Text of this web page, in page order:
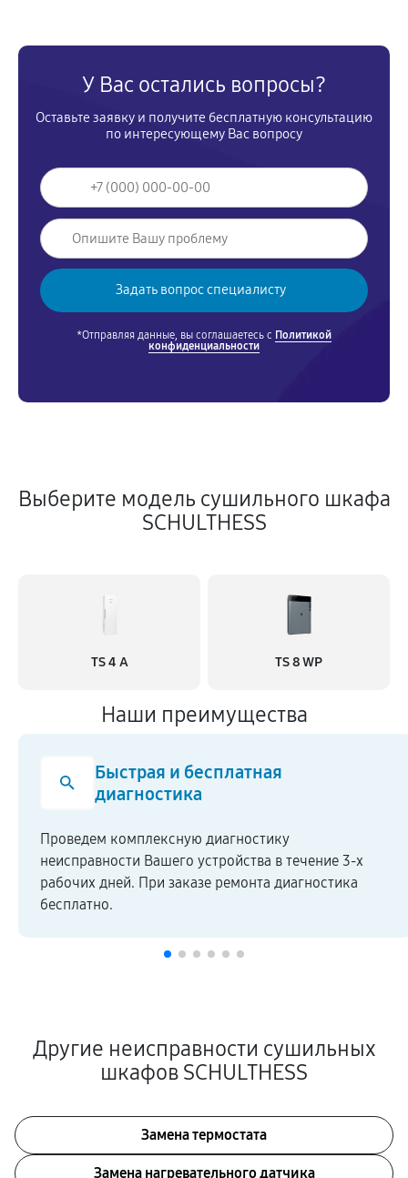
У Вас остались вопросы?
Оставьте заявку и получите бесплатную консультацию
по интересующему Вас вопросу
*Отправляя данные, вы соглашаетесь с Политикой
конфиденциальности
Выберите модель сушильного шкафа
SCHULTHESS
TS 4 A TS 8 WP
Наши преимущества
Быстрая и бесплатная
диагностика
Проведем комплексную диагностику
неисправности Вашего устройства в течение 3-х
рабочих дней. При заказе ремонта диагностика
бесплатно.
Другие неисправности сушильных
шкафов SCHULTHESS
Замена термостата
Замена нагревательного датчика